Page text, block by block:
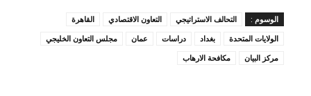
الوسوم : التحالف الاستراتيجي التعاون الاقتصادي
القاهرة
الولايات المتحدة
بغداد دراسات عمان
مجلس التعاون الخليجي
مركز البيان
مكافحة الارهاب